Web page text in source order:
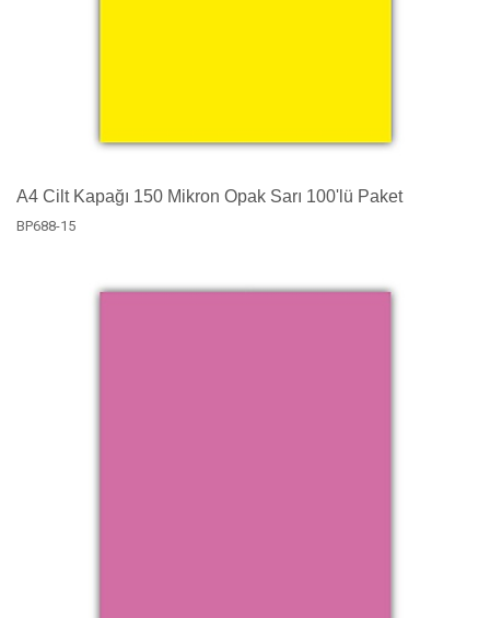
A4 Cilt Kapağı 150 Mikron Opak Sarı 100'lü Paket
BP688-15